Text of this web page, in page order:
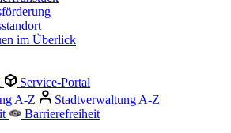
im Überlick
Service-Portal
A-Z
Stadtverwaltung A-Z
Barrierefreiheit